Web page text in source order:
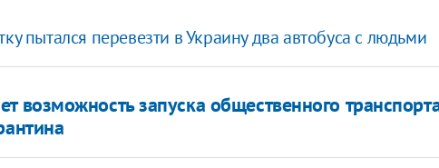
пытался перевезти в Украину два автобуса с людьми
возможность запуска общественного